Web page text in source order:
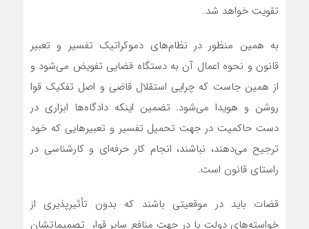
تقویت خواهد شد.
به همین منظور در نظام‌های دموکراتیک تفسیر و تعبیر
قانون و نحوه ‌اعمال آن به دستگاه قضایی تفویض می‌شود و
از همین جاست که چرایی استقلال قاضی و اصل تفکیک قوا
روشن و هویدا می‌شود. تضمین اینکه دادگاه‌ها ابزاری در
دست حاکمیت در جهت تحمیل تفسیر و تعبیرهایی که خود
ترجیح می‌دهند، نباشند، انجام کار حرفه‌ای و کارشناسی در
راستای قانون است.
قضات باید در موقعیتی باشند که بدون تأثیرپذیری از
خواسته‌های دولت یا در جهت منافع سایر قوا، تصمیماتشان